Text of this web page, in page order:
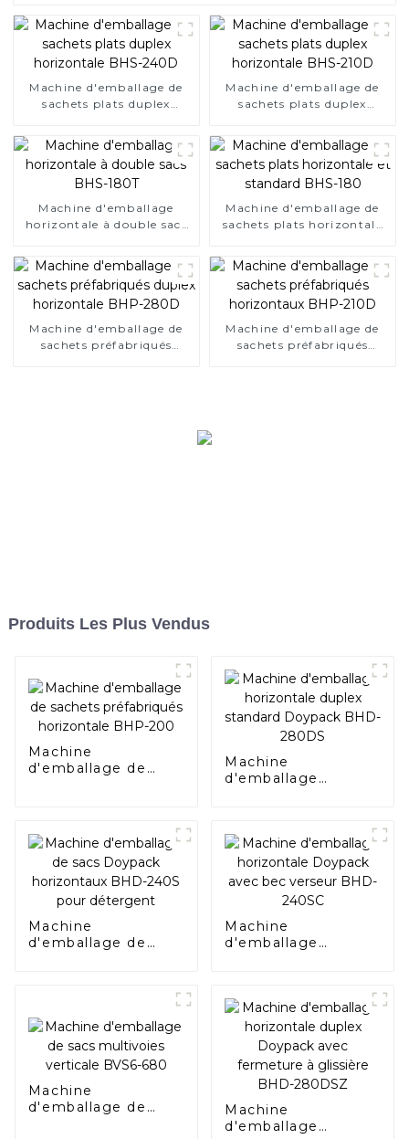
Machine d'emballage de
sachets plats duplex
Machine d'emballage de
sachets plats duplex
Machine d'emballage
horizontale à double sacs
Machine d'emballage de
sachets plats horizontale
Machine d'emballage de
sachets préfabriqués
Machine d'emballage de
sachets préfabriqués
Produits Les Plus Vendus
Machine
d'emballage de
200
Machine
d'emballage
Machine
d'emballage de
Machine
d'emballage
verseur BHD-240SC
Machine
d'emballage de
Machine
d'emballage